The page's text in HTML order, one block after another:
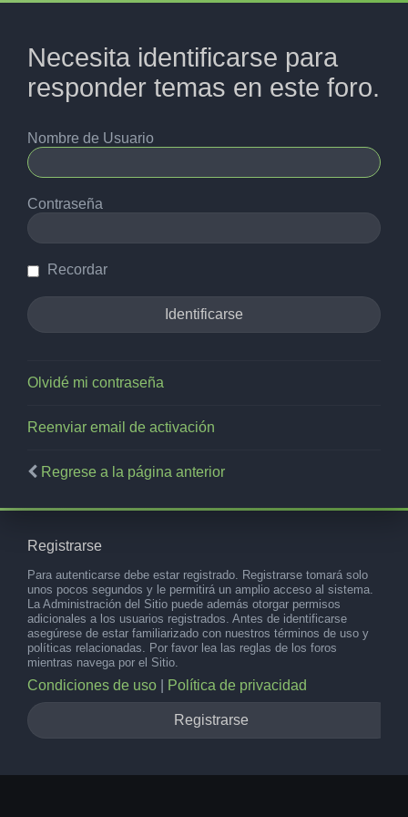
Necesita identificarse para
responder temas en este foro.
Nombre de Usuario
Contraseña
Recordar
Olvidé mi contraseña
Reenviar email de activación
Regrese a la página anterior
Registrarse
Para autenticarse debe estar registrado. Registrarse tomará solo
unos pocos segundos y le permitirá un amplio acceso al sistema.
La Administración del Sitio puede además otorgar permisos
adicionales a los usuarios registrados. Antes de identificarse
asegúrese de estar familiarizado con nuestros términos de uso y
políticas relacionadas. Por favor lea las reglas de los foros
mientras navega por el Sitio.
Condiciones de uso Política de privacidad
Registrarse